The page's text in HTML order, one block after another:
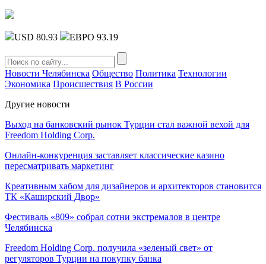
USD 80.93 ЕВРО 93.19
Новости Челябинска Общество Политика Технологии
Экономика Происшествия В России
Другие новости
Выход на банковский рынок Турции стал важной вехой для
Freedom Holding Corp.
Онлайн-конкуренция заставляет классические казино
пересматривать маркетинг
Креативным хабом для дизайнеров и архитекторов становится
ТК «Каширский Двор»
Фестиваль «809» собрал сотни экстремалов в центре
Челябинска
Freedom Holding Corp. получила «зеленый свет» от
регуляторов Турции на покупку банка